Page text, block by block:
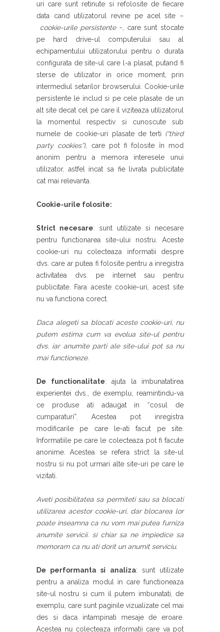
uri care sunt retinute si refolosite de fiecare
data cand utilizatorul revine pe acel site –
cookie-urile persistente-, care sunt stocate
pe hard drive-ul computerului sau al
echipamentului utilizatorului pentru o durata
configurata de site-ul care l-a plasat, putand fi
sterse de utilizator in orice moment, prin
intermediul setarilor browserului. Cookie-urile
persistente le includ si pe cele plasate de un
alt site decat cel pe care il viziteaza utilizatorul
la momentul respectiv si cunoscute sub
numele de cookie-uri plasate de terti (“third
party cookies”), care pot fi folosite în mod
anonim pentru a memora interesele unui
utilizator, astfel incat sa fie livrata publicitate
cat mai relevanta.
Cookie-urile folosite:
Strict necesare: sunt utilizate si necesare
pentru functionarea site-ului nostru. Aceste
cookie-uri nu colecteaza informatii despre
dvs. care ar putea fi folosite pentru a inregistra
activitatea dvs. pe internet sau pentru
publicitate. Fara aceste cookie-uri, acest site
nu va functiona corect.
Daca alegeti sa blocati aceste cookie-uri, nu
putem estima cum va evolua site-ul pentru
dvs. iar anumite parti ale site-ului pot sa nu
mai functioneze.
De functionalitate: ajuta la imbunatatirea
experientei dvs., de exemplu, reamintindu-va
ce produse ati adaugat in “cosul de
cumparaturi”. Acestea pot inregistra
modificarile pe care le-ati facut pe site.
Informatiile pe care le colecteaza pot fi facute
anonime. Acestea se refera strict la site-ul
nostru si nu pot urmari alte site-uri pe care le
vizitati.
Aveti posibilitatea sa permiteti sau sa blocati
utilizarea acestor cookie-uri, dar blocarea lor
poate inseamna ca nu vom mai putea furniza
anumite servicii. si chiar sa ne impiedice sa
memoram ca nu ati dorit un anumit serviciu.
De performanta si analiza: sunt utilizate
pentru a analiza modul in care functioneaza
site-ul nostru si cum il putem imbunatati, de
exemplu, care sunt paginile vizualizate cel mai
des si daca intampinati mesaje de eroare.
Acestea nu colecteaza informatii care va pot